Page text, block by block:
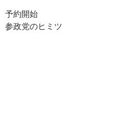
予約開始
参政党のヒミツ